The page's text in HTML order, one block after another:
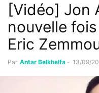
[Vidéo] Jon
nouvelle
Eric
Par Antar Belkhelfa - 13/09/